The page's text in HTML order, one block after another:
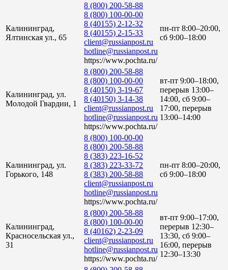
Калининград,
Ялтинская ул., 65
8 (800) 200-58-88
8 (800) 100-00-00
8 (40155) 2-12-32
8 (40155) 2-15-33
client@russianpost.ru
hotline@russianpost.ru
https://www.pochta.ru/
пн-пт 8:00–20:00,
сб 9:00–18:00
Калининград, ул.
Молодой Гвардии, 1
8 (800) 200-58-88
8 (800) 100-00-00
8 (40150) 3-19-67
8 (40150) 3-14-38
client@russianpost.ru
hotline@russianpost.ru
https://www.pochta.ru/
вт-пт 9:00–18:00,
перерыв 13:00–
14:00, сб 9:00–
17:00, перерыв
13:00–14:00
Калининград, ул.
Горького, 148
8 (800) 100-00-00
8 (800) 200-58-88
8 (383) 223-16-52
8 (383) 223-33-72
8 (383) 200-58-88
client@russianpost.ru
hotline@russianpost.ru
https://www.pochta.ru/
пн-пт 8:00–20:00,
сб 9:00–18:00
Калининград,
Красносельская ул.,
31
8 (800) 200-58-88
8 (800) 100-00-00
8 (40162) 2-23-09
client@russianpost.ru
hotline@russianpost.ru
https://www.pochta.ru/
вт-пт 9:00–17:00,
перерыв 12:30–
13:30, сб 9:00–
16:00, перерыв
12:30–13:30